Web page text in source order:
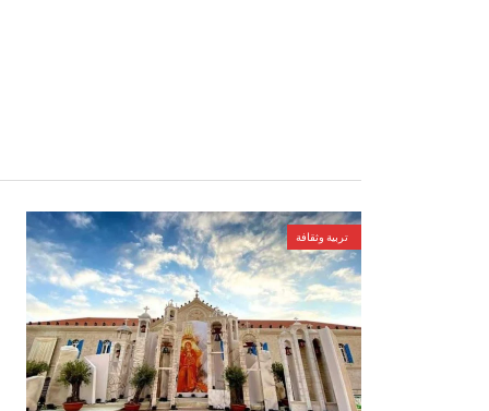
تربية وثقافة